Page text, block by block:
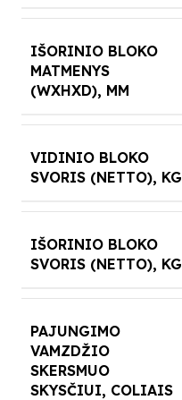
IŠORINIO BLOKO
MATMENYS
(WXHXD), MM
VIDINIO BLOKO
SVORIS (NETTO), KG
IŠORINIO BLOKO
SVORIS (NETTO), KG
PAJUNGIMO
VAMZDŽIO
SKERSMUO
SKYSČIUI, COLIAIS